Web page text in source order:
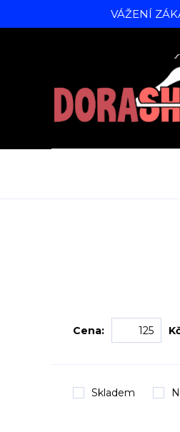
VÁŽENÍ
Cena:
Skladem